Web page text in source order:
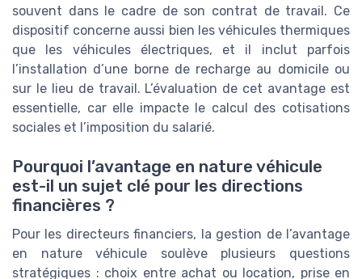
souvent dans le cadre de son contrat de travail. Ce
dispositif concerne aussi bien les véhicules thermiques
que les véhicules électriques, et il inclut parfois
l’installation d’une borne de recharge au domicile ou
sur le lieu de travail. L’évaluation de cet avantage est
essentielle, car elle impacte le calcul des cotisations
sociales et l’imposition du salarié.
Pourquoi l’avantage en nature véhicule
est-il un sujet clé pour les directions
financières ?
Pour les directeurs financiers, la gestion de l’avantage
en nature véhicule soulève plusieurs questions
stratégiques : choix entre achat ou location, prise en